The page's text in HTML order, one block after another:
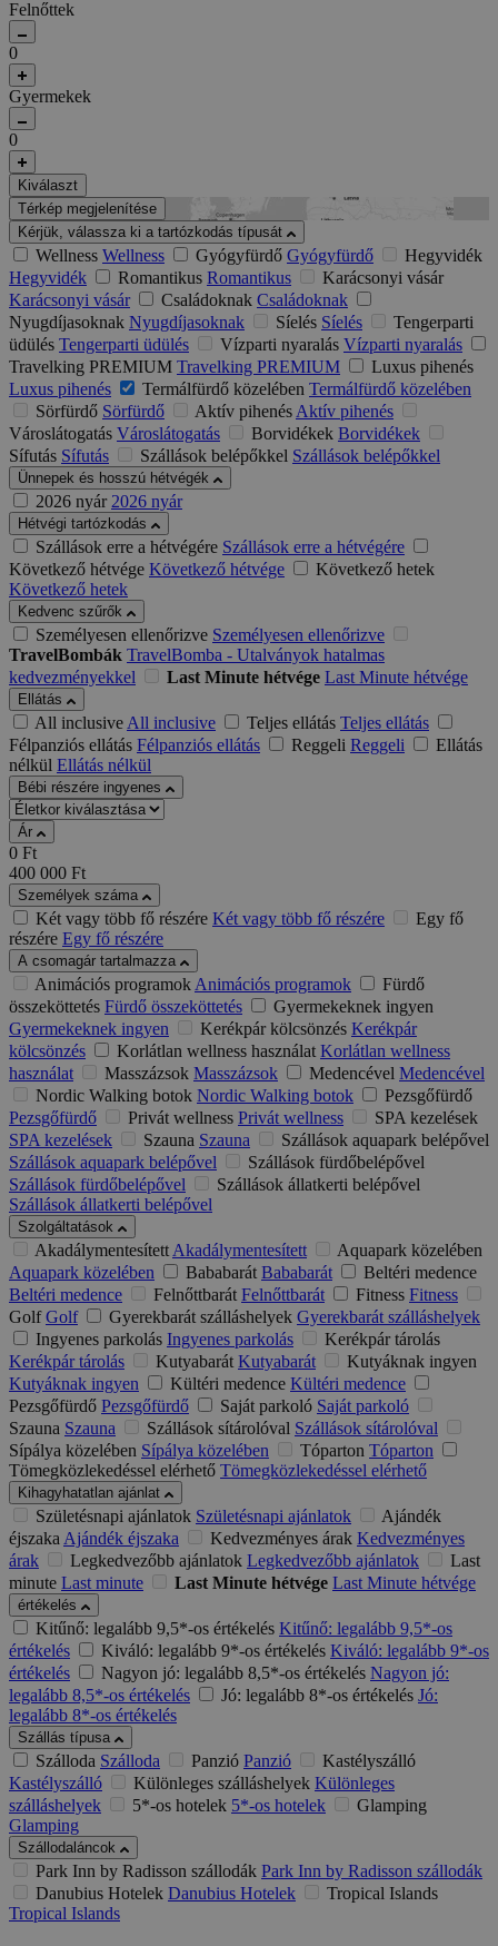
Felnőttek
0
Gyermekek
0
Kiválaszt
Térkép megjelenítése
Kérjük, válassza ki a tartózkodás típusát
Wellness Wellness Gyógyfürdő Gyógyfürdő
Hegyvidék
Hegyvidék
Romantikus Romantikus
Karácsonyi vásár
Karácsonyi vásár
Családoknak Családoknak
Nyugdíjasoknak Nyugdíjasoknak Síelés Síelés
Tengerparti
üdülés Tengerparti üdülés Vízparti nyaralás Vízparti nyaralás
Travelking PREMIUM Travelking PREMIUM
Luxus pihenés
Luxus pihenés
Termálfürdő közelében Termálfürdő közelében
Sörfürdő Sörfürdő Aktív pihenésAktív pihenés
Városlátogatás Városlátogatás Borvidékek Borvidékek
Sífutás Sífutás Szállások belépőkkel Szállások belépőkkel
Ünnepek és hosszú hétvégék
2026 nyár 2026 nyár
Hétvégi tartózkodás
Szállások erre a hétvégére Szállások erre a hétvégére
Következő hétvége Következő hétvége
Következő hetek
Következő hetek
Kedvenc szűrők
Személyesen ellenőrizve Személyesen ellenőrizve
TravelBombák TravelBomba - Utalványok hatalmas
kedvezményekkel
Last Minute hétvége Last Minute hétvége
Ellátás
All inclusiveAll inclusive Teljes ellátás Teljes ellátás
Félpanziós ellátás Félpanziós ellátás Reggeli Reggeli
Ellátás
nélkül Ellátás nélkül
Bébi részére ingyenes
Ár
0 Ft
400 000 Ft
Személyek száma
Két vagy több fő részére Két vagy több fő részére
Egy fő
részére Egy fő részére
A csomagár tartalmazza
Animációs programokAnimációs programok
Fürdő
összeköttetés Fürdő összeköttetés
Gyermekeknek ingyen
Gyermekeknek ingyen
Kerékpár kölcsönzés Kerékpár
kölcsönzés
Korlátlan wellness használat Korlátlan wellness
használat
Masszázsok Masszázsok Medencével Medencével
Nordic Walking botok Nordic Walking botok
Pezsgőfürdő
Pezsgőfürdő
Privát wellness Privát wellness
SPA kezelések
SPA kezelések
Szauna Szauna
Szállások aquapark belépővel
Szállások aquapark belépővel
Szállások fürdőbelépővel
Szállások fürdőbelépővel
Szállások állatkerti belépővel
Szállások állatkerti belépővel
Szolgáltatások
AkadálymentesítettAkadálymentesített
Aquapark közelében
Aquapark közelében
Bababarát Bababarát
Beltéri medence
Beltéri medence
Felnőttbarát Felnőttbarát Fitness Fitness
Golf Golf Gyerekbarát szálláshelyek Gyerekbarát szálláshelyek
Ingyenes parkolás Ingyenes parkolás
Kerékpár tárolás
Kerékpár tárolás
Kutyabarát Kutyabarát
Kutyáknak ingyen
Kutyáknak ingyen
Kültéri medence Kültéri medence
Pezsgőfürdő Pezsgőfürdő Saját parkoló Saját parkoló
Szauna Szauna Szállások sítárolóval Szállások sítárolóval
Sípálya közelében Sípálya közelében Tóparton Tóparton
Tömegközlekedéssel elérhető Tömegközlekedéssel elérhető
Kihagyhatatlan ajánlat
Születésnapi ajánlatok Születésnapi ajánlatok
Ajándék
éjszakaAjándék éjszaka Kedvezményes árak Kedvezményes
árak
Legkedvezőbb ajánlatok Legkedvezőbb ajánlatok
Last
minute Last minute Last Minute hétvége Last Minute hétvége
értékelés
Kitűnő: legalább 9,5*-os értékelés Kitűnő: legalább 9,5*-os
értékelés
Kiváló: legalább 9*-os értékelés Kiváló: legalább 9*-os
értékelés
Nagyon jó: legalább 8,5*-os értékelés Nagyon jó:
legalább 8,5*-os értékelés
Jó: legalább 8*-os értékelés Jó:
legalább 8*-os értékelés
Szállás típusa
Szálloda Szálloda Panzió Panzió
Kastélyszálló
Kastélyszálló
Különleges szálláshelyek Különleges
szálláshelyek
5*-os hotelek 5*-os hotelek
Glamping
Glamping
Szállodaláncok
Park Inn by Radisson szállodák Park Inn by Radisson szállodák
Danubius Hotelek Danubius Hotelek
Tropical Islands
Tropical Islands